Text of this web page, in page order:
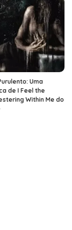
Uma
de I Feel the
Within Me do